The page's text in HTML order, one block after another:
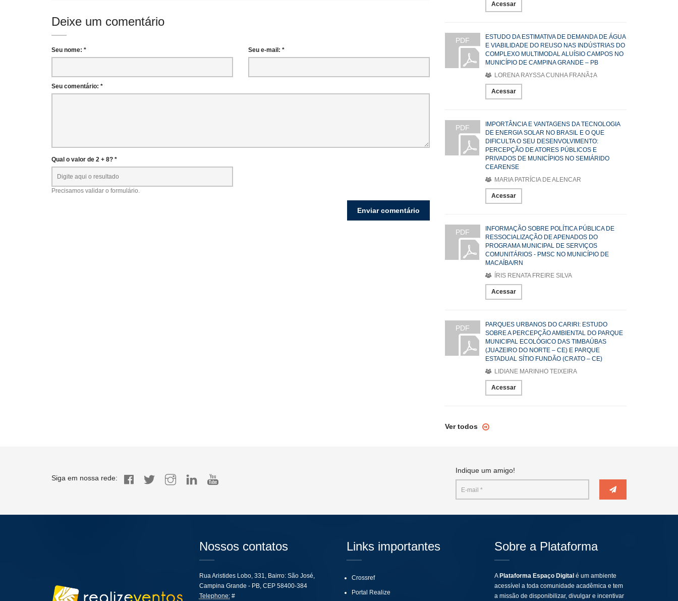
Deixe um comentário
Seu nome: * Seu e-mail: *
Seu comentário: *
Qual o valor de 2 + 8? *
Precisamos validar o formulário.
Acessar
PDF
ESTUDO DA ESTIMATIVA DE DEMANDA DE ÁGUA
E VIABILIDADE DO REUSO NAS INDÚSTRIAS DO
COMPLEXO MULTIMODAL ALUÍSIO CAMPOS NO
MUNICÍPIO DE CAMPINA GRANDE – PB
LORENA RAYSSA CUNHA FRANÃ‡A
Acessar
PDF
IMPORTÂNCIA E VANTAGENS DA TECNOLOGIA
DE ENERGIA SOLAR NO BRASIL E O QUE
DIFICULTA O SEU DESENVOLVIMENTO:
PERCEPÇÃO DE ATORES PÚBLICOS E
PRIVADOS DE MUNICÍPIOS NO SEMIÁRIDO
CEARENSE
MARIA PATRÍCIA DE ALENCAR
Acessar
PDF
INFORMAÇÃO SOBRE POLÍTICA PÚBLICA DE
RESSOCIALIZAÇÃO DE APENADOS DO
PROGRAMA MUNICIPAL DE SERVIÇOS
COMUNITÁRIOS - PMSC NO MUNICÍPIO DE
MACAÍBA/RN
ÍRIS RENATA FREIRE SILVA
Acessar
PDF
PARQUES URBANOS DO CARIRI: ESTUDO
SOBRE A PERCEPÇÃO AMBIENTAL DO PARQUE
MUNICIPAL ECOLÓGICO DAS TIMBAÚBAS
(JUAZEIRO DO NORTE – CE) E PARQUE
ESTADUAL SÍTIO FUNDÃO (CRATO – CE)
LIDIANE MARINHO TEIXEIRA
Acessar
Ver todos
Siga em nossa rede:
Indique um amigo!
Nossos contatos
Rua Aristides Lobo, 331, Bairro: São José,
Campina Grande - PB, CEP 58400-384
Telephone:#
Links importantes
Crossref
Portal Realize
Sobre a Plataforma
A Plataforma Espaço Digital é um ambiente
acessível a toda comunidade acadêmica e tem
a missão de disponibilizar, divulgar e incentivar